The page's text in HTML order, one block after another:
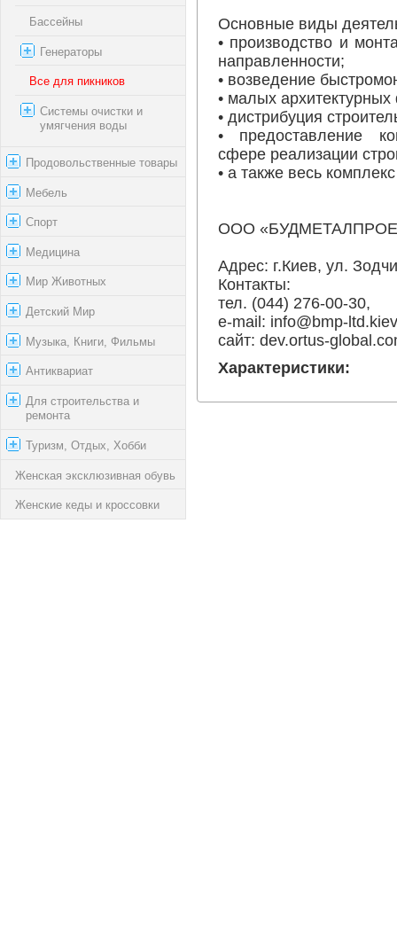
Бассейны
Генераторы
Все для пикников
Системы очистки и
умягчения воды
Продовольственные товары
Мебель
Спорт
Медицина
Мир Животных
Детский Мир
Музыка, Книги, Фильмы
Антиквариат
Для строительства и
ремонта
Туризм, Отдых, Хобби
Женская эксклюзивная обувь
Женские кеды и кроссовки
Основные виды
• производство и
направленности;
• возведение
• малых
• дистрибуция
• предоставление
сфере реализации
• а также весь
ООО
Адрес: г.Киев, ул.
Контакты:
тел. (044) 276-00-30,
e-mail: info@bmp-
сайт: dev.ortus-
Характеристики: